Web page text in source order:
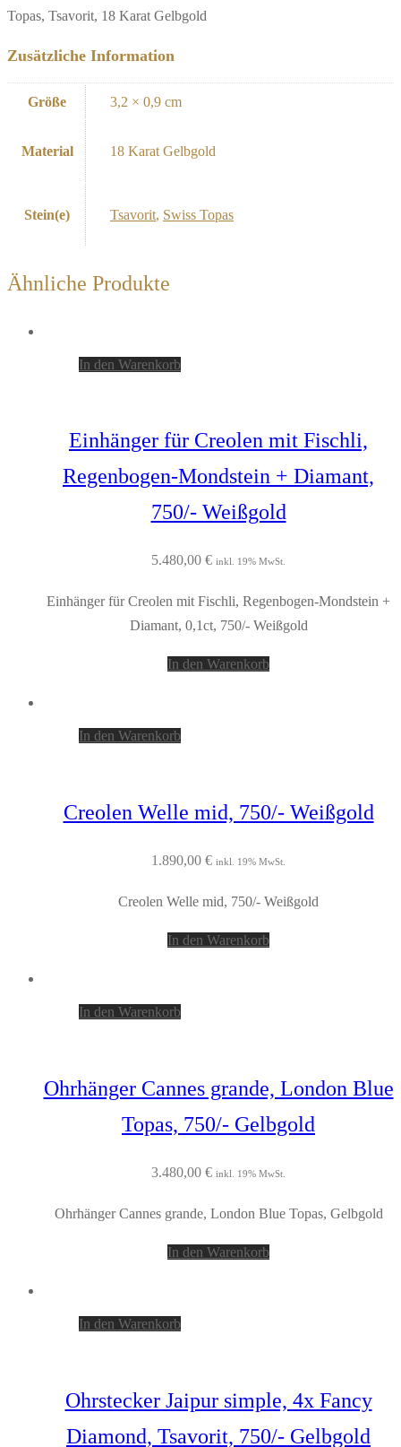
Topas, Tsavorit, 18 Karat Gelbgold
Zusätzliche Information
Größe 3,2 × 0,9 cm
Material 18 Karat Gelbgold
Stein(e) Tsavorit, Swiss Topas
Ähnliche Produkte
In den Warenkorb
Einhänger für Creolen mit Fischli,
Regenbogen-Mondstein + Diamant,
750/- Weißgold
5.480,00 € inkl. 19% MwSt.
Einhänger für Creolen mit Fischli, Regenbogen-Mondstein +
Diamant, 0,1ct, 750/- Weißgold
In den Warenkorb
In den Warenkorb
Creolen Welle mid, 750/- Weißgold
1.890,00 € inkl. 19% MwSt.
Creolen Welle mid, 750/- Weißgold
In den Warenkorb
In den Warenkorb
Ohrhänger Cannes grande, London Blue
Topas, 750/- Gelbgold
3.480,00 € inkl. 19% MwSt.
Ohrhänger Cannes grande, London Blue Topas, Gelbgold
In den Warenkorb
In den Warenkorb
Ohrstecker Jaipur simple, 4x Fancy
Diamond, Tsavorit, 750/- Gelbgold